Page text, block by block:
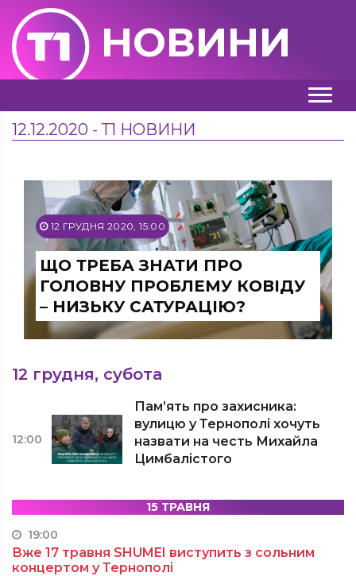
НОВИНИ
12.12.2020 - Т1 НОВИНИ
12 ГРУДНЯ 2020, 15:00
ЩО ТРЕБА ЗНАТИ ПРО
ГОЛОВНУ ПРОБЛЕМУ КОВІДУ
– НИЗЬКУ САТУРАЦІЮ?
12 грудня, субота
12:00
Пам’ять про захисника:
вулицю у Тернополі хочуть
назвати на честь Михайла
Цимбалістого
15 ТРАВНЯ
19:00
Вже 17 травня SHUMEI виступить з сольним
концертом у Тернополі